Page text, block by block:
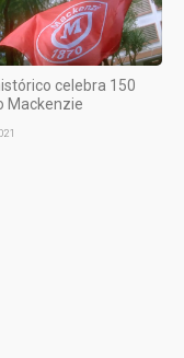
celebra 150
Mackenzie